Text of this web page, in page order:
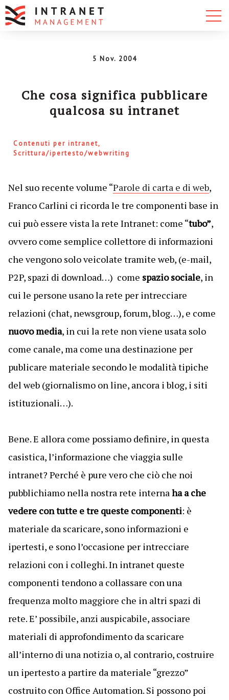
5 Nov. 2004
Che cosa significa pubblicare
qualcosa su intranet
Contenuti per intranet
Scrittura/ipertesto/webwriting
Nel suo recente volume “Parole di carta e di web,
Franco Carlini ci ricorda le tre componenti base in
cui può essere vista la rete Intranet: come “tubo”,
ovvero come semplice collettore di informazioni
che vengono solo veicolate tramite web, (e-mail,
P2P, spazi di download…) come spazio sociale, in
cui le persone usano la rete per intrecciare
relazioni (chat, newsgroup, forum, blog…), e come
nuovo media, in cui la rete non viene usata solo
come canale, ma come una destinazione per
publicare materiale secondo le modalità tipiche
del web (giornalismo on line, ancora i blog, i siti
istituzionali…).
Bene. E allora come possiamo definire, in questa
casistica, l’informazione che viaggia sulle
intranet? Perché è pure vero che ciò che noi
pubblichiamo nella nostra rete internaha a che
vedere con tutte e tre queste componenti: è
materiale da scaricare, sono informazioni e
ipertesti, e sono l’occasione per intrecciare
relazioni con i colleghi. In intranet queste
componenti tendono a collassare con una
frequenza molto maggiore che in altri spazi di
rete. E’ possibile, anzi auspicabile, associare
materiali di approfondimento da scaricare
all’interno di una notizia o, al contrario, costruire
un ipertesto a partire da materiale “grezzo”
costruito con Office Automation. Si possono poi